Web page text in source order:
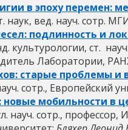
в эпоху перемен:
наук, вед. науч. сотр.
подлинность и
культурологии, ст.
Лаборатории,
старые проблемы
сотр., Европейский
новые мобильности в
науч. сотр.,